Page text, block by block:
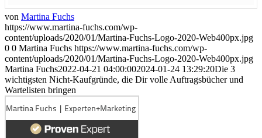
von Martina Fuchs
https://www.martina-fuchs.com/wp-
content/uploads/2020/01/Martina-Fuchs-Logo-2020-Web400px.jpg
0 0 Martina Fuchs https://www.martina-fuchs.com/wp-
content/uploads/2020/01/Martina-Fuchs-Logo-2020-Web400px.jpg
Martina Fuchs2022-04-21 04:00:002024-01-24 13:29:20Die 3
wichtigsten Nicht-Kaufgründe, die Dir volle Auftragsbücher und
Wartelisten bringen